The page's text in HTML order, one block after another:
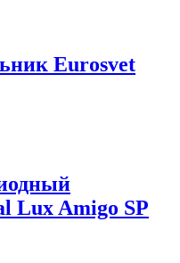
Eurosvet
Lux Amigo SP